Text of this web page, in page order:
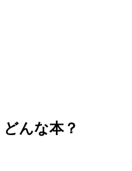
どんな本？